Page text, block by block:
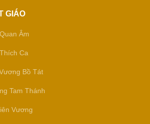
GIÁO
Âm
Ca
Bồ Tát
Tam Thánh
Vương